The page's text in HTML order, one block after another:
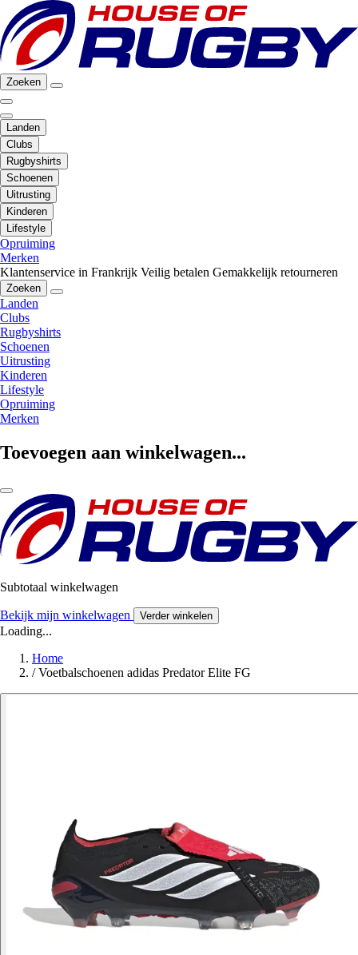
Zoeken
Landen
Clubs
Rugbyshirts
Schoenen
Uitrusting
Kinderen
Lifestyle
Opruiming
Merken
Klantenservice in Frankrijk Veilig betalen Gemakkelijk retourneren
Zoeken
Landen
Clubs
Rugbyshirts
Schoenen
Uitrusting
Kinderen
Lifestyle
Opruiming
Merken
Toevoegen aan winkelwagen...
Subtotaal winkelwagen
Bekijk mijn winkelwagen Verder winkelen
Loading...
Home
/ Voetbalschoenen adidas Predator Elite FG